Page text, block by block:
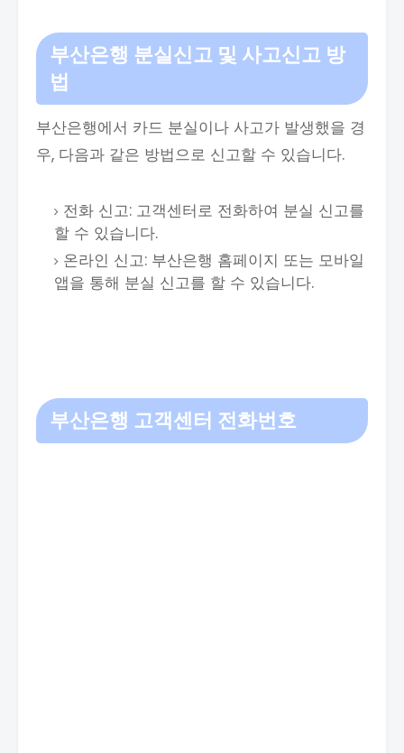
부산은행 분실신고 및 사고신고 방
법
부산은행에서 카드 분실이나 사고가 발생했을 경
우, 다음과 같은 방법으로 신고할 수 있습니다.
전화 신고: 고객센터로 전화하여 분실 신고를
할 수 있습니다.
온라인 신고: 부산은행 홈페이지 또는 모바일
앱을 통해 분실 신고를 할 수 있습니다.
부산은행 고객센터 전화번호